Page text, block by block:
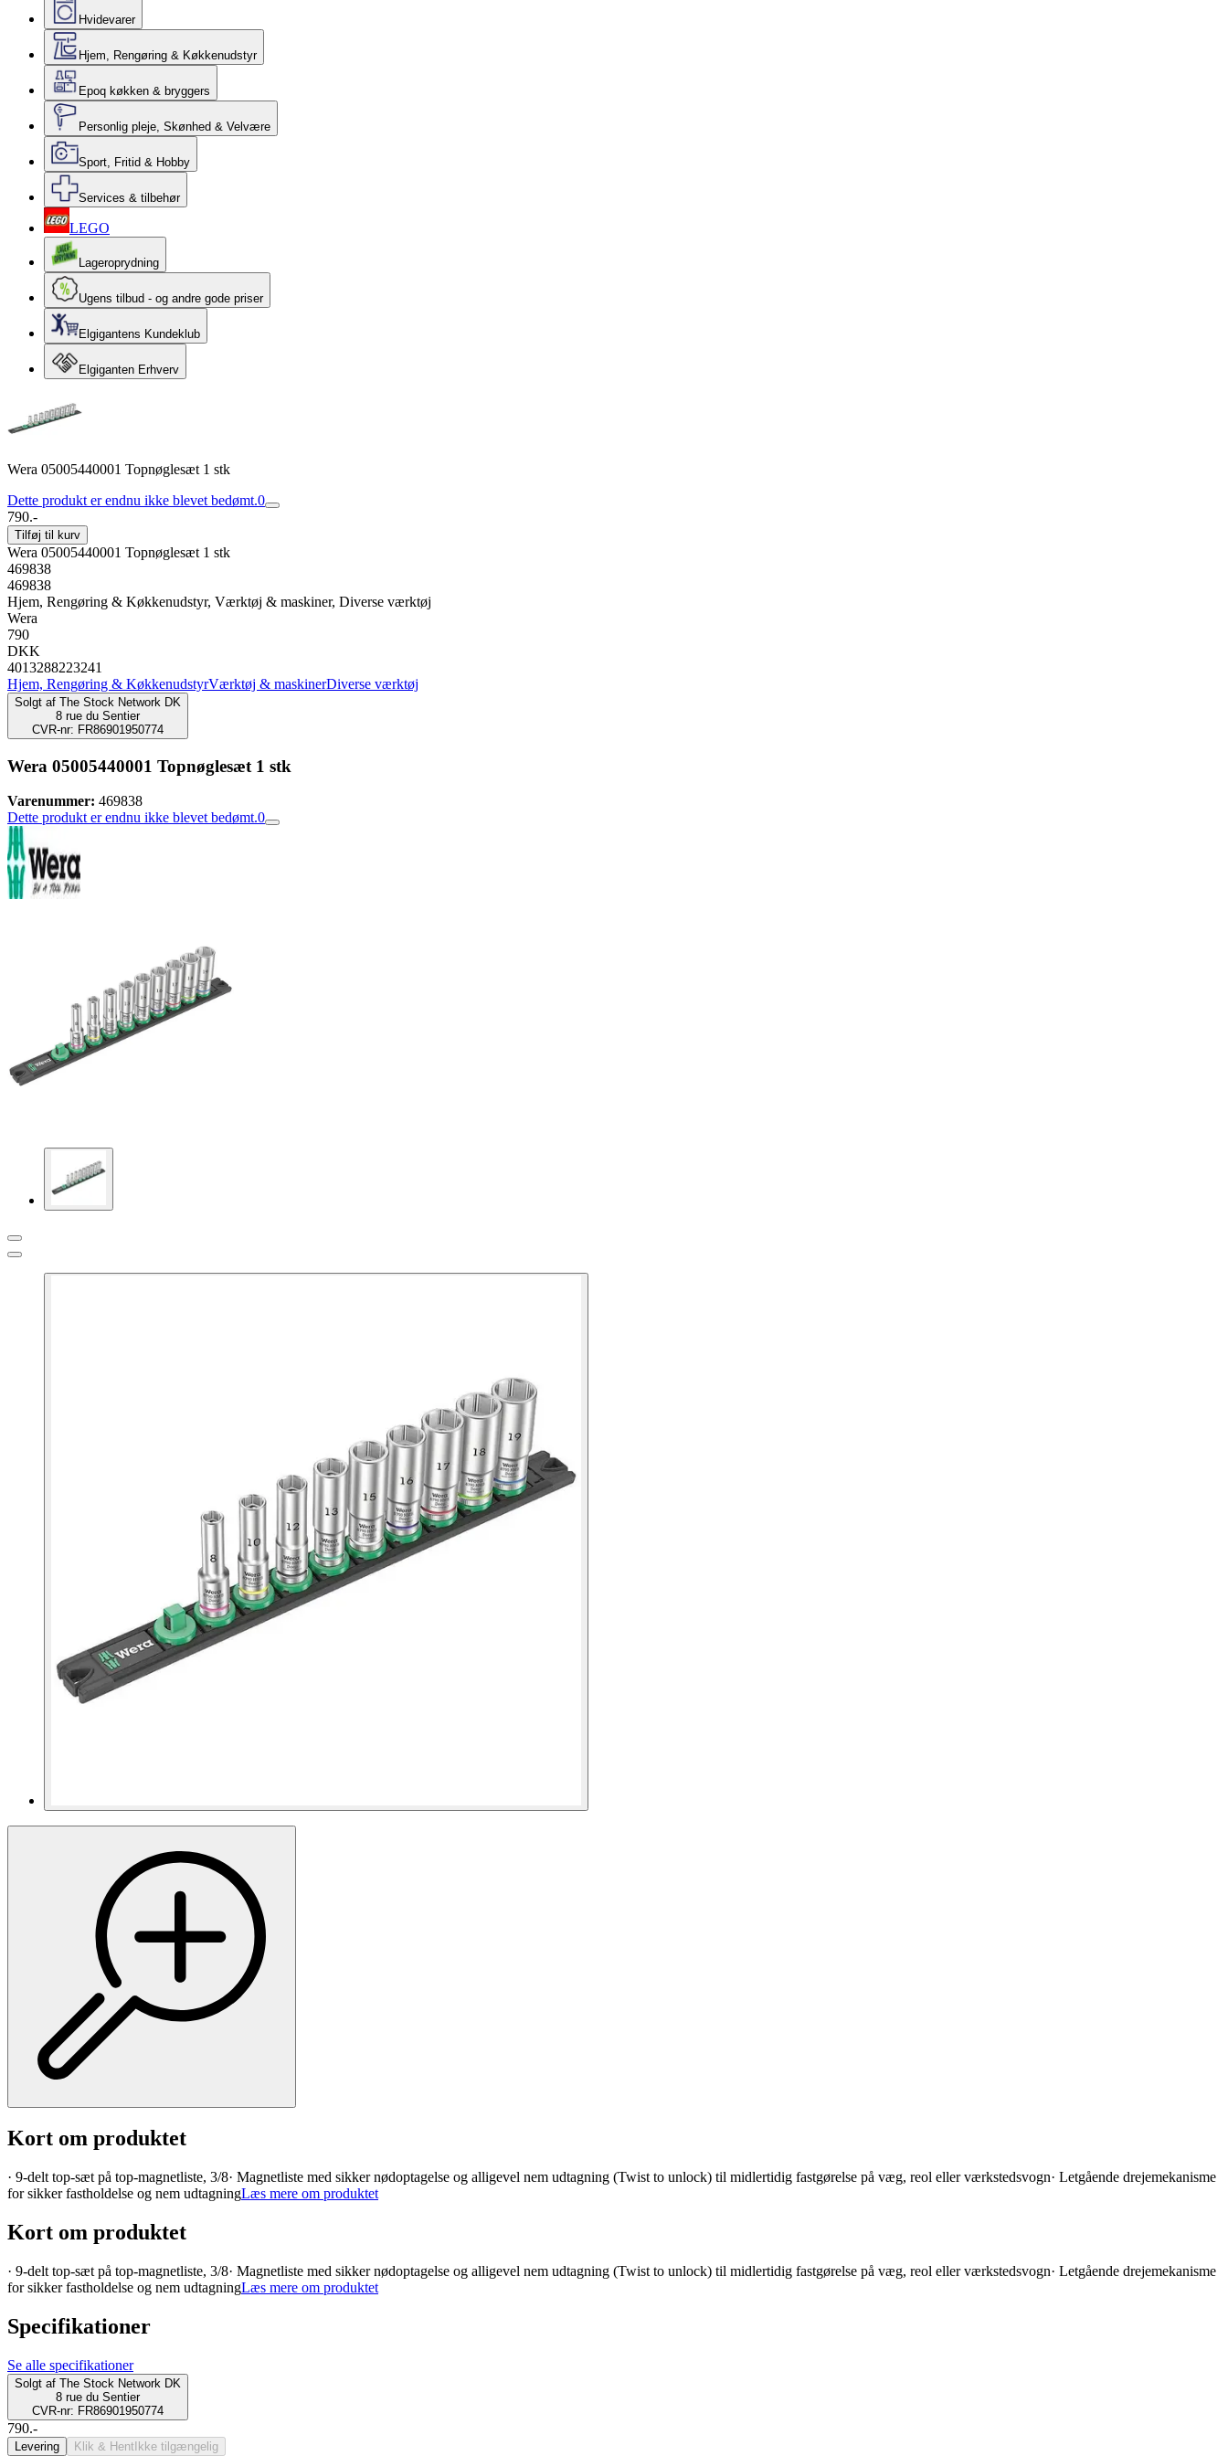
Hvidevarer
Hjem, Rengøring & Køkkenudstyr
Epoq køkken & bryggers
Personlig pleje, Skønhed & Velvære
Sport, Fritid & Hobby
Services & tilbehør
LEGO
Lageroprydning
Ugens tilbud - og andre gode priser
Elgigantens Kundeklub
Elgiganten Erhverv
Wera 05005440001 Topnøglesæt 1 stk
Dette produkt er endnu ikke blevet bedømt.0
790.-
Tilføj til kurv
Wera 05005440001 Topnøglesæt 1 stk
469838
469838
Hjem, Rengøring & Køkkenudstyr, Værktøj & maskiner, Diverse værktøj
Wera
790
DKK
4013288223241
Hjem, Rengøring & KøkkenudstyrVærktøj & maskinerDiverse værktøj
Solgt af The Stock Network DK
8 rue du Sentier
CVR-nr: FR86901950774
Wera 05005440001 Topnøglesæt 1 stk
Varenummer: 469838
Dette produkt er endnu ikke blevet bedømt.0
Kort om produktet
· 9-delt top-sæt på top-magnetliste, 3/8· Magnetliste med sikker nødoptagelse og alligevel nem udtagning (Twist to unlock) til midlertidig fastgørelse på væg, reol eller værkstedsvogn· Letgående drejemekanisme
for sikker fastholdelse og nem udtagningLæs mere om produktet
Kort om produktet
· 9-delt top-sæt på top-magnetliste, 3/8· Magnetliste med sikker nødoptagelse og alligevel nem udtagning (Twist to unlock) til midlertidig fastgørelse på væg, reol eller værkstedsvogn· Letgående drejemekanisme
for sikker fastholdelse og nem udtagningLæs mere om produktet
Specifikationer
Se alle specifikationer
Solgt af The Stock Network DK
8 rue du Sentier
CVR-nr: FR86901950774
790.-
Levering Klik & Hent Ikke tilgængelig